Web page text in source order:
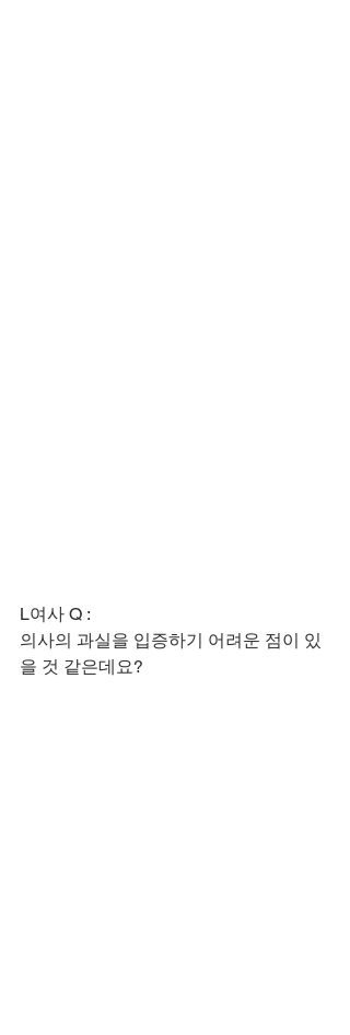
L여사 Q :
​의사의 과실을 입증하기 어려운 점이 있
을 것 같은데요?